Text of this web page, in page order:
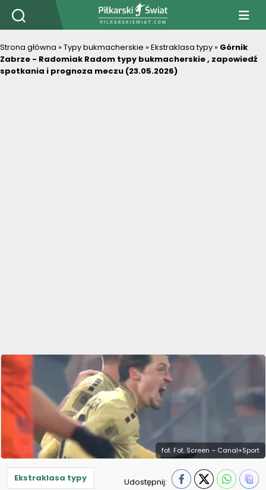
PiłkarskiSwiat.com
Strona główna »Typy bukmacherskie »Ekstraklasa typy » Górnik
Zabrze - Radomiak Radom typy bukmacherskie , zapowiedź
spotkania i prognoza meczu (23.05.2026)
fot. Fot. Screen – Canal+Sport
Ekstraklasa typy Udostępnij: